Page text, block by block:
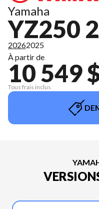
Yamaha
YZ250
20262025
À partir de
10 549
Tous frais inclus